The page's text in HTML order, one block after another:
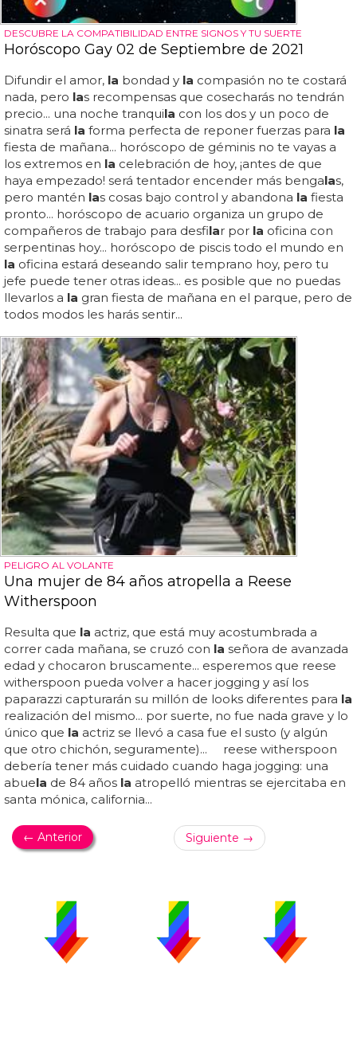
DESCUBRE LA COMPATIBILIDAD ENTRE SIGNOS Y TU SUERTE
Horóscopo Gay 02 de Septiembre de 2021
Difundir el amor, la bondad y la compasión no te costará
nada, pero las recompensas que cosecharás no tendrán
precio... una noche tranquila con los dos y un poco de
sinatra será la forma perfecta de reponer fuerzas para la
fiesta de mañana... horóscopo de géminis no te vayas a
los extremos en la celebración de hoy, ¡antes de que
haya empezado! será tentador encender más bengalas,
pero mantén las cosas bajo control y abandona la fiesta
pronto... horóscopo de acuario organiza un grupo de
compañeros de trabajo para desfilar por la oficina con
serpentinas hoy... horóscopo de piscis todo el mundo en
la oficina estará deseando salir temprano hoy, pero tu
jefe puede tener otras ideas... es posible que no puedas
llevarlos a la gran fiesta de mañana en el parque, pero de
todos modos les harás sentir...
PELIGRO AL VOLANTE
Una mujer de 84 años atropella a Reese
Witherspoon
Resulta que la actriz, que está muy acostumbrada a
correr cada mañana, se cruzó con la señora de avanzada
edad y chocaron bruscamente... esperemos que reese
witherspoon pueda volver a hacer jogging y así los
paparazzi capturarán su millón de looks diferentes para la
realización del mismo... por suerte, no fue nada grave y lo
único que la actriz se llevó a casa fue el susto (y algún
que otro chichón, seguramente)... reese witherspoon
debería tener más cuidado cuando haga jogging: una
abuela de 84 años la atropelló mientras se ejercitaba en
santa mónica, california...
← Anterior Siguiente →